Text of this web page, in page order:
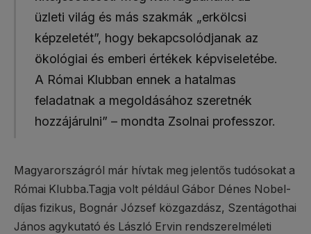
üzleti világ és más szakmák „erkölcsi
képzeletét”, hogy bekapcsolódjanak az
ökológiai és emberi értékek képviseletébe.
A Római Klubban ennek a hatalmas
feladatnak a megoldásához szeretnék
hozzájárulni” – mondta Zsolnai professzor.
Magyarországról már hívtak meg jelentős tudósokat a
Római Klubba.Tagja volt például Gábor Dénes Nobel-
díjas fizikus, Bognár József közgazdász, Szentágothai
János agykutató és László Ervin rendszerelméleti